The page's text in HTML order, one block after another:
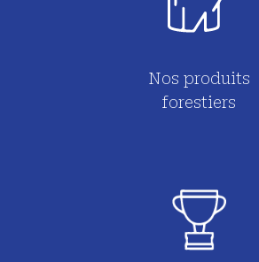
Nos produits
forestiers